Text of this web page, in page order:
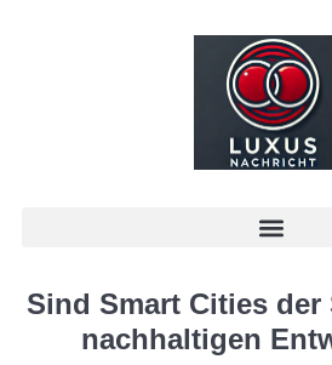
Sind Smart Cities
nachhaltigen